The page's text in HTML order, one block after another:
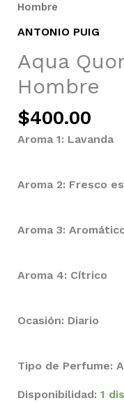
Hombre
ANTONIO PUIG
Aqua
Hombre
$400.00
Aroma 1: Lavanda
Aroma 2: Fresco
Aroma 3:
Aroma 4: Cítrico
Ocasión: Diario
Tipo de Perfume:
Disponibilidad: 1